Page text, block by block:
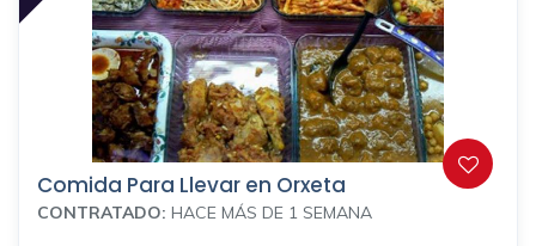
Comida Para Llevar en Orxeta
CONTRATADO: HACE MÁS DE 1 SEMANA